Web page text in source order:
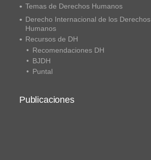
Temas de Derechos Humanos
Derecho Internacional de los Derechos
Humanos
Recursos de DH
Recomendaciones DH
BJDH
Puntal
Publicaciones